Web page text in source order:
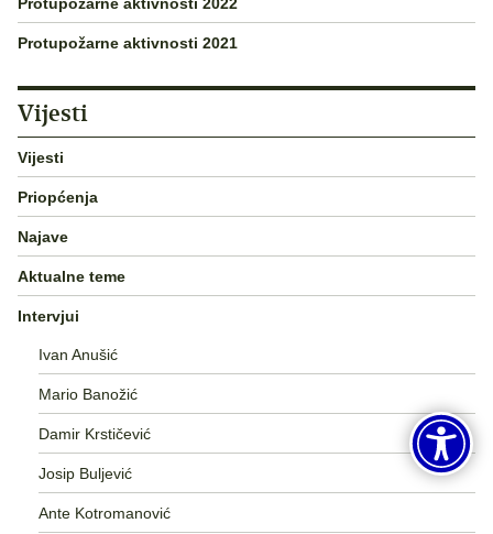
Protupožarne aktivnosti 2021
Vijesti
Vijesti
Priopćenja
Najave
Aktualne teme
Intervjui
Ivan Anušić
Mario Banožić
Damir Krstičević
Josip Buljević
Ante Kotromanović